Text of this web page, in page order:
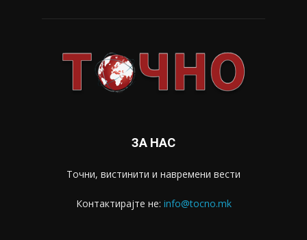
ЗА НАС
Точни, вистинити и навремени вести
Контактирајте не: info@tocno.mk